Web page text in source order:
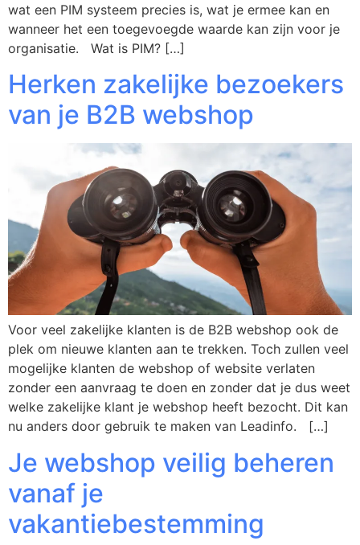
wat een PIM systeem precies is, wat je ermee kan en
wanneer het een toegevoegde waarde kan zijn voor je
organisatie. Wat is PIM? […]
Herken zakelijke bezoekers
van je B2B webshop
Voor veel zakelijke klanten is de B2B webshop ook de
plek om nieuwe klanten aan te trekken. Toch zullen veel
mogelijke klanten de webshop of website verlaten
zonder een aanvraag te doen en zonder dat je dus weet
welke zakelijke klant je webshop heeft bezocht. Dit kan
nu anders door gebruik te maken van Leadinfo. […]
Je webshop veilig beheren
vanaf je
vakantiebestemming